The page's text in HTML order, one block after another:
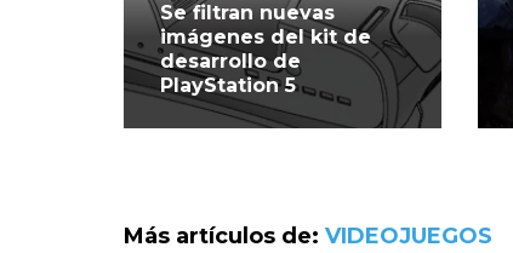
Se filtran nuevas
imágenes del kit de
desarrollo de
PlayStation 5
Más artículos de: VIDEOJUEGOS